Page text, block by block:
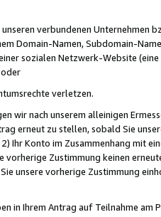
verbundenen Unternehmen
Domain-Namen, Subdomain-
sozialen Netzwerk-Website
verletzen.
wir nach unserem alleinigen
erneut zu stellen, sobald Sie
Ihr Konto im Zusammenhang mit
vorherige Zustimmung keinen
unsere vorherige Zustimmung
in Ihrem Antrag auf Teilnahme